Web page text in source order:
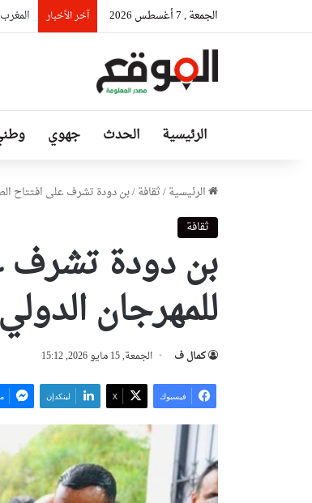
الجمعة , 7 أغسطس 2026 آخر الأخبار
الرئيسية الحدث جهوي
الرئيسية/ثقافة/بن دودة تشرف على افتتاح الطبعة 12 للمهرجان الدولي للسماع
ثقافة
للمهرجان
كمال ف الجمعة, 15 مايو 2026, 15:12
فيسبوك ‫X لينكدإن